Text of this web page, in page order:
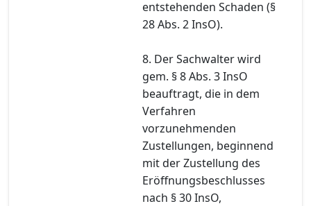
entstehenden Schaden (§
28 Abs. 2 InsO).
8. Der Sachwalter wird
gem. § 8 Abs. 3 InsO
beauftragt, die in dem
Verfahren
vorzunehmenden
Zustellungen, beginnend
mit der Zustellung des
Eröffnungsbeschlusses
nach § 30 InsO,